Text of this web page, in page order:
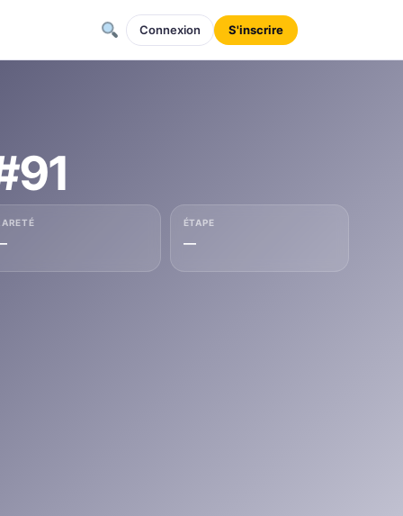
Connexion S'inscrire
ÉTAPE
—